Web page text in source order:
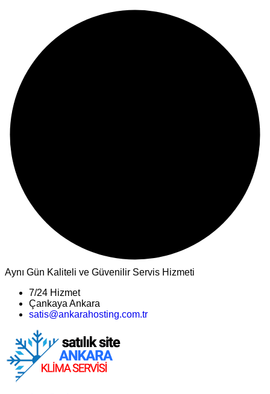
Aynı Gün Kaliteli ve Güvenilir Servis Hizmeti
7/24 Hizmet
Çankaya Ankara
satis@ankarahosting.com.tr